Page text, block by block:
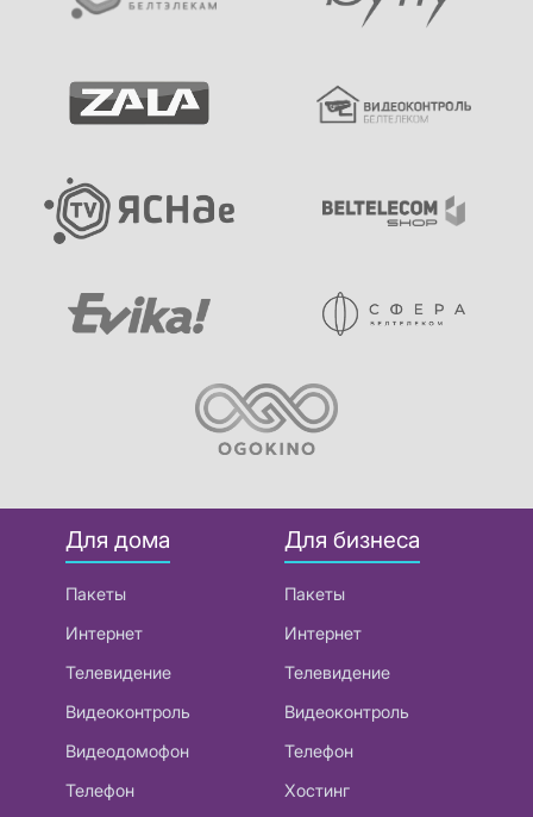
Для дома
Пакеты
Интернет
Телевидение
Видеоконтроль
Видеодомофон
Телефон
Для бизнеса
Пакеты
Интернет
Телевидение
Видеоконтроль
Телефон
Хостинг